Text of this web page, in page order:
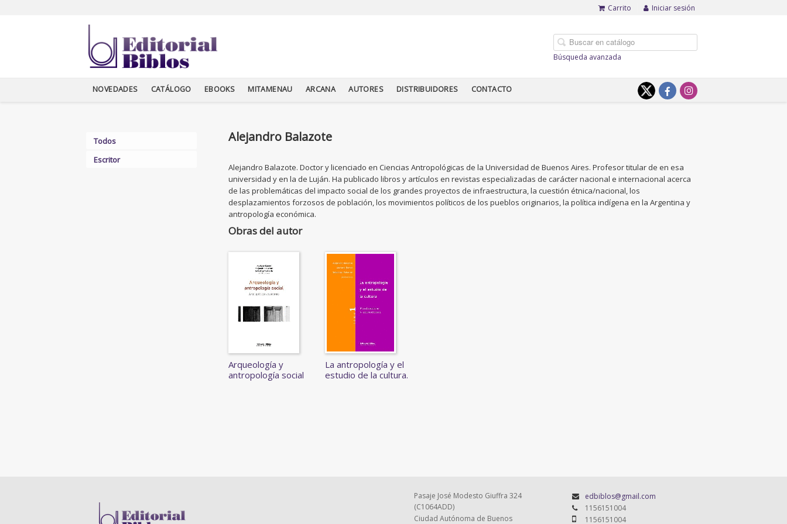
Carrito Iniciar sesión
Búsqueda avanzada
NOVEDADES CATÁLOGO EBOOKS MITAMENAU ARCANA AUTORES DISTRIBUIDORES CONTACTO
Todos
Escritor
Alejandro Balazote
Alejandro Balazote. Doctor y licenciado en Ciencias Antropológicas de la Universidad de Buenos Aires. Profesor titular de en esa
universidad y en la de Luján. Ha publicado libros y artículos en revistas especializadas de carácter nacional e internacional acerca
de las problemáticas del impacto social de los grandes proyectos de infraestructura, la cuestión étnica/nacional, los
desplazamientos forzosos de población, los movimientos políticos de los pueblos originarios, la política indígena en la Argentina y
antropología económica.
Obras del autor
Arqueología y
antropología social
La antropología y el
estudio de la cultura.
Pasaje José Modesto Giuffra 324
(C1064ADD)
Ciudad Autónoma de Buenos
edbiblos@gmail.com
1156151004
1156151004